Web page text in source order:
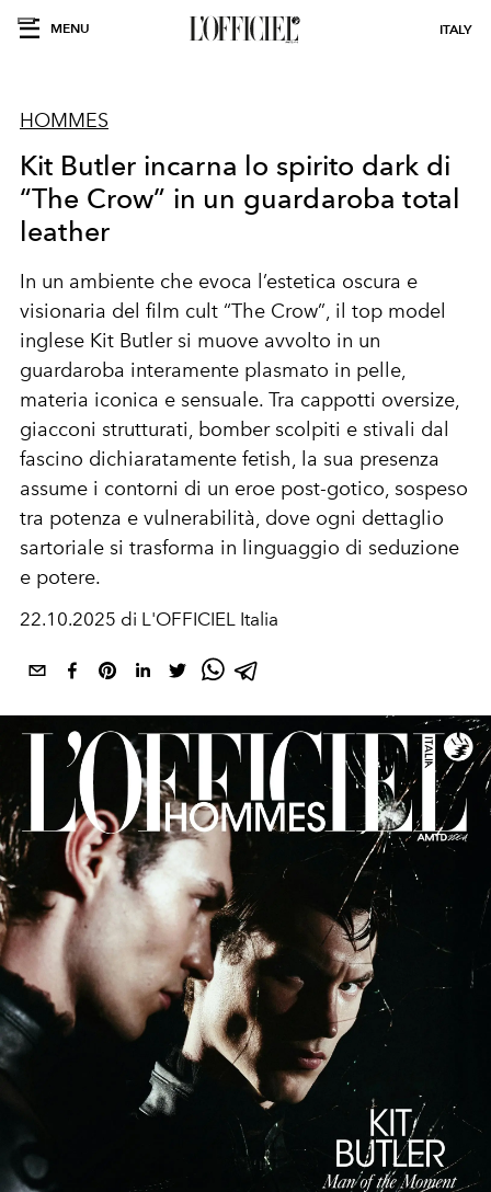
MENU ITALY
HOMMES
Kit Butler incarna lo spirito dark di
“The Crow” in un guardaroba total
leather
In un ambiente che evoca l’estetica oscura e
visionaria del film cult “The Crow”, il top model
inglese Kit Butlersi muove avvolto in un
guardaroba interamente plasmato in pelle,
materia iconica e sensuale. Tra cappotti oversize,
giacconi strutturati, bomber scolpiti e stivali dal
fascino dichiaratamente fetish, la sua presenza
assume i contorni di un eroe post-gotico, sospeso
tra potenza e vulnerabilità, dove ogni dettaglio
sartoriale si trasforma in linguaggio di seduzione
e potere.
22.10.2025 di L'OFFICIEL Italia